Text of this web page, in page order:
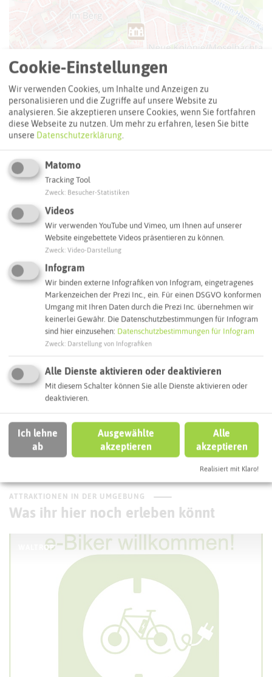
Adresse:
Heimatmuseum Waltrop
Riphausstraße 31
45731 Waltrop
Webseite
Interaktive Karte
Routenplanung zum Ziel:
Autoroute finden
ATTRAKTIONEN IN DER UMGEBUNG
Was ihr hier noch erleben könnt
WALTROP
Cookie-Einstellungen
Wir verwenden Cookies, um Inhalte und Anzeigen zu
personalisieren und die Zugriffe auf unsere Website zu
analysieren. Sie akzeptieren unsere Cookies, wenn Sie fortfahren
diese Webseite zu nutzen. Um mehr zu erfahren, lesen Sie bitte
unsere Datenschutzerklärung.
Matomo
Tracking Tool
Zweck Besucher-Statistiken
Videos
Wir verwenden YouTube und Vimeo, um Ihnen auf unserer
Website eingebettete Videos präsentieren zu können.
Zweck Video-Darstellung
Infogram
Wir binden externe Infografiken von Infogram, eingetragenes
Markenzeichen der Prezi Inc., ein. Für einen DSGVO konformen
Umgang mit Ihren Daten durch die Prezi Inc. übernehmen wir
keinerlei Gewähr. Die Datenschutzbestimmungen für Infogram
sind hier einzusehen: Datenschutzbestimmungen für Infogram
Zweck Darstellung von Infografiken
Alle Dienste aktivieren oder deaktivieren
Mit diesem Schalter können Sie alle Dienste aktivieren oder
deaktivieren.
Ich lehne
ab
Ausgewählte
akzeptieren
Alle
akzeptieren
Realisiert mit Klaro!